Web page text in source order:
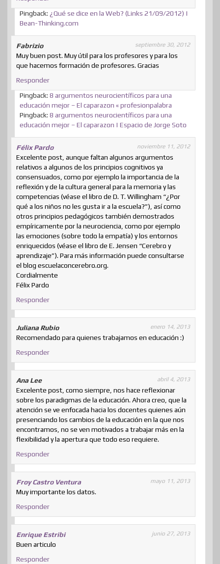
Pingback: ¿Qué se dice en la Web? (Links 21/09/2012) |
Bean-Thinking.com
Fabrizio septiembre 30, 2012
Muy buen post. Muy útil para los profesores y para los
que hacemos formación de profesores. Gracias
Responder
Pingback: 8 argumentos neurocientíficos para una
educación mejor – El caparazon « profesionpalabra
Pingback: 8 argumentos neurocientíficos para una
educación mejor – El caparazon | Espacio de Jorge Soto
Félix Pardo noviembre 11, 2012
Excelente post, aunque faltan algunos argumentos
relativos a algunos de los principios cognitivos ya
consensuados, como por ejemplo la importancia de la
reflexión y de la cultura general para la memoria y las
competencias (véase el libro de D. T. Willingham “¿Por
qué a los niños no les gusta ir a la escuela?”), así como
otros principios pedagógicos también demostrados
empíricamente por la neurociencia, como por ejemplo
las emociones (sobre todo la empatía) y los entornos
enriquecidos (véase el libro de E. Jensen “Cerebro y
aprendizaje”). Para más información puede consultarse
el blog escuelaconcerebro.org.
Cordialmente
Félix Pardo
Responder
Juliana Rubio enero 14, 2013
Recomendado para quienes trabajamos en educación :)
Responder
Ana Lee abril 4, 2013
Excelente post, como siempre, nos hace reflexionar
sobre los paradigmas de la educación. Ahora creo, que la
atención se ve enfocada hacia los docentes quienes aún
presenciando los cambios de la educación en la que nos
encontramos, no se ven motivados a trabajar más en la
flexibilidad y la apertura que todo eso requiere.
Responder
Froy Castro Ventura mayo 11, 2013
Muy importante los datos.
Responder
Enrique Estribi junio 27, 2013
Buen articulo
Responder